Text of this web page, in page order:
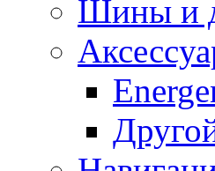
Шины и